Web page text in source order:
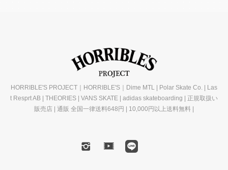
HORRIBLE'S PROJECT｜HORRIBLE'S｜Dime MTL | Polar Skate Co. | Las
t Resprt AB | THEORIES | VANS SKATE | adidas skateboarding | 正規取扱い
販売店 | 通販 全国一律送料648円 | 10,000円以上送料無料 |